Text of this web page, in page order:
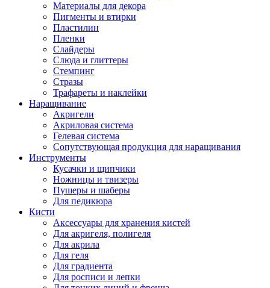
Материалы для декора
Пигменты и втирки
Пластилин
Пленки
Слайдеры
Слюда и глиттеры
Стемпинг
Стразы
Трафареты и наклейки
Наращивание
Акригели
Акриловая система
Гелевая система
Сопутствующая продукция для наращивания
Инструменты
Кусачки и щипчики
Ножницы и твизеры
Пушеры и шаберы
Для педикюра
Кисти
Аксессуары для хранения кистей
Для акригеля, полигеля
Для акрила
Для геля
Для градиента
Для росписи и лепки